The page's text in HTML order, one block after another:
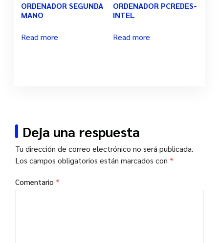
ORDENADOR SEGUNDA
MANO
Read more
ORDENADOR PCREDES-
INTEL
Read more
Deja una respuesta
Tu dirección de correo electrónico no será publicada.
Los campos obligatorios están marcados con *
Comentario *